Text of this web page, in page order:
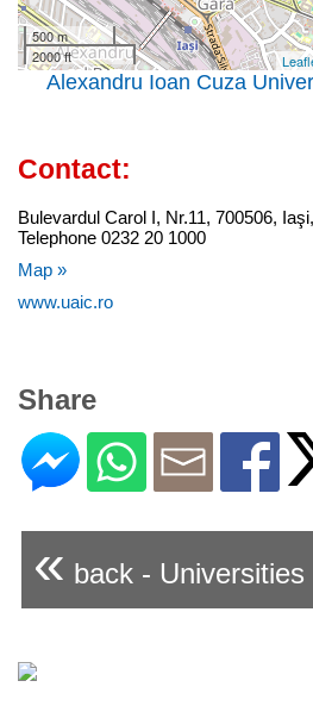
500 m
2000 ft
Alexandru Ioan Cuza
Contact:
Bulevardul Carol I, Nr.11, 700506,
Telephone 0232 20 1000
Map »
www.uaic.ro
Share
« back - Universities